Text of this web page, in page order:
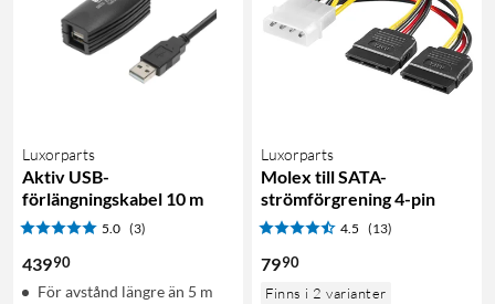
Luxorparts
Aktiv USB-
förlängningskabel 10 m
5.0 (3)
43990
För avstånd längre än 5 m
Luxorparts
Molex till SATA-
strömförgrening 4-pin
4.5 (13)
7990
Finns i 2 varianter